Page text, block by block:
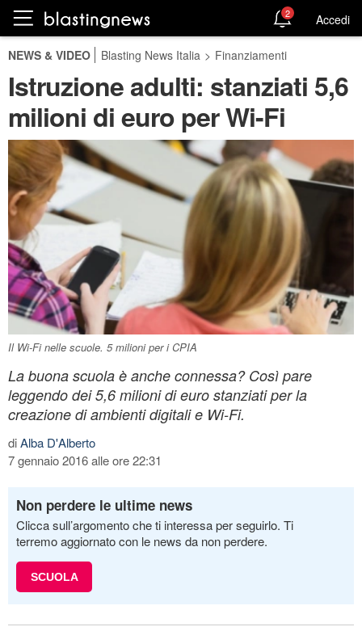
2 Accedi
NEWS & VIDEO Blasting News Italia > Finanziamenti
Istruzione adulti: stanziati 5,6
milioni di euro per Wi-Fi
Il Wi-Fi nelle scuole. 5 milioni per i CPIA
La buona scuola è anche connessa? Così pare
leggendo dei 5,6 milioni di euro stanziati per la
creazione di ambienti digitali e Wi-Fi.
diAlba D'Alberto
7 gennaio 2016 alle ore 22:31
Non perdere le ultime news
Clicca sull’argomento che ti interessa per seguirlo. Ti
terremo aggiornato con le news da non perdere.
SCUOLA